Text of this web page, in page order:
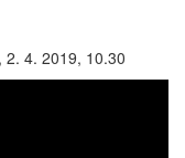
2. 4. 2019, 10.30